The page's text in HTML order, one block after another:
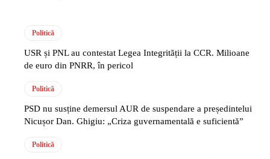
Politică
USR și PNL au contestat Legea Integrității la CCR. Milioane
de euro din PNRR, în pericol
Politică
PSD nu susține demersul AUR de suspendare a președintelui
Nicușor Dan. Ghigiu: „Criza guvernamentală e suficientă”
Politică